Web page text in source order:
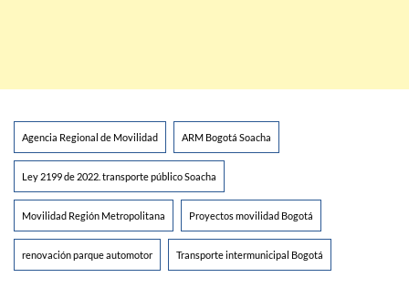
Agencia Regional de Movilidad ARM Bogotá Soacha
Ley 2199 de 2022. transporte público Soacha
Movilidad Región Metropolitana Proyectos movilidad Bogotá
renovación parque automotor Transporte intermunicipal Bogotá